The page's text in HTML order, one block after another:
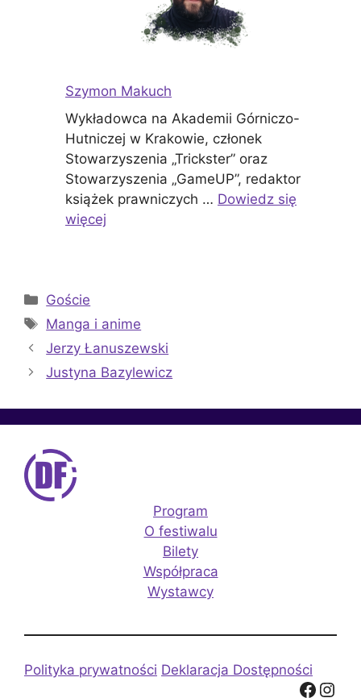
Szymon Makuch
Wykładowca na Akademii Górniczo-
Hutniczej w Krakowie, członek
Stowarzyszenia „Trickster” oraz
Stowarzyszenia „GameUP”, redaktor
książek prawniczych … Dowiedz się
więcej
Kategorie
Goście
Tagi
Manga i anime
Jerzy Łanuszewski
Justyna Bazylewicz
Program
O festiwalu
Bilety
Współpraca
Wystawcy
Polityka prywatności Deklaracja Dostępności
Facebook Instagram